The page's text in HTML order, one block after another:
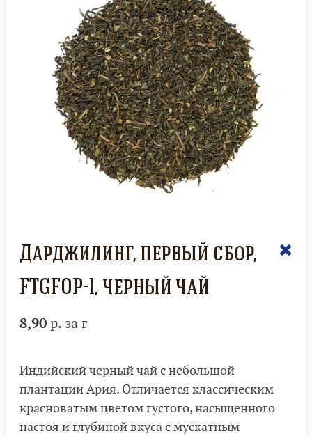
Дарджилинг, первый сбор,
FTGFOP-1, черный чай
8,90 р. за г
Индийский черный чай с небольшой
плантации Ария. Отличается классическим
красноватым цветом густого, насыщенного
настоя и глубиной вкуса с мускатным